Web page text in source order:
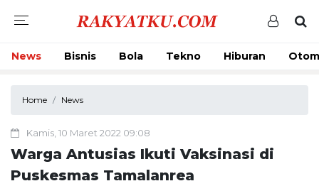
News Bisnis Bola Tekno Hiburan
Home News
Kamis, 10 Maret 2022 09:08
Warga Antusias Ikuti Vaksinasi di
Puskesmas Tamalanrea